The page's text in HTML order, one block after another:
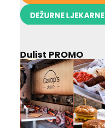
DEŽURNE LJEKARNE
Dulist PROMO